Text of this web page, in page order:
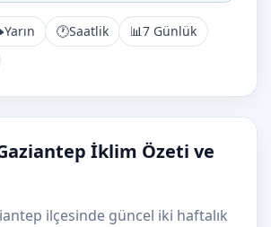
Yarın 🕐Saatlik 📊7 Günlük
İklim Özeti ve
ilçesinde güncel iki haftalık